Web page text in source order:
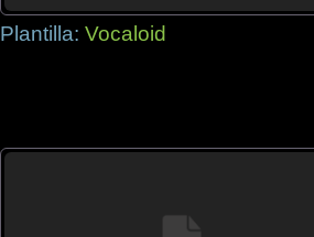
Plantilla: Vocaloid